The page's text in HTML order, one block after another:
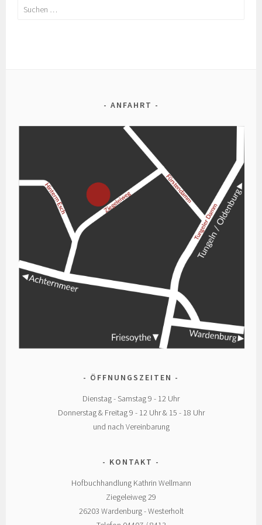
Suchen
ANFAHRT
ÖFFNUNGSZEITEN
Dienstag - Samstag 9 - 12 Uhr
Donnerstag & Freitag 9 - 12 Uhr & 15 - 18 Uhr
und nach Vereinbarung
KONTAKT
Hofbuchhandlung Kathrin Wellmann
Ziegeleiweg 29
26203 Wardenburg - Westerholt